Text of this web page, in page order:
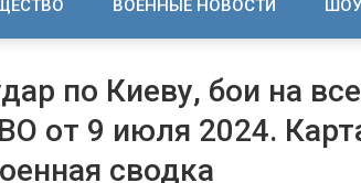
ВОЕННЫЕ НОВОСТИ
по Киеву, бои на
от 9 июля 2024.
сводка